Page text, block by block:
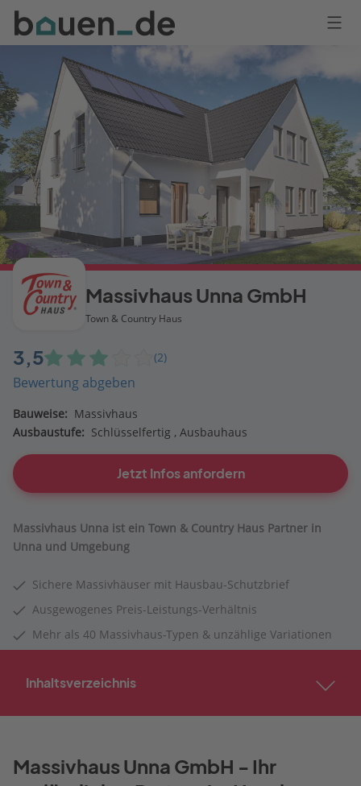
Bauen
Logo
Anmelden
Massivhaus Unna GmbH
Town & Country Haus
3,5 (2)
Bewertung abgeben
Bauweise: Massivhaus
Ausbaustufe: Schlüsselfertig Ausbauhaus
Jetzt Infos anfordern
Massivhaus Unna ist ein Town & Country Haus Partner in
Unna und Umgebung
Sichere Massivhäuser mit Hausbau-Schutzbrief
Ausgewogenes Preis-Leistungs-Verhältnis
Mehr als 40 Massivhaus-Typen & unzählige Variationen
Inhaltsverzeichnis
Massivhaus Unna GmbH - Ihr